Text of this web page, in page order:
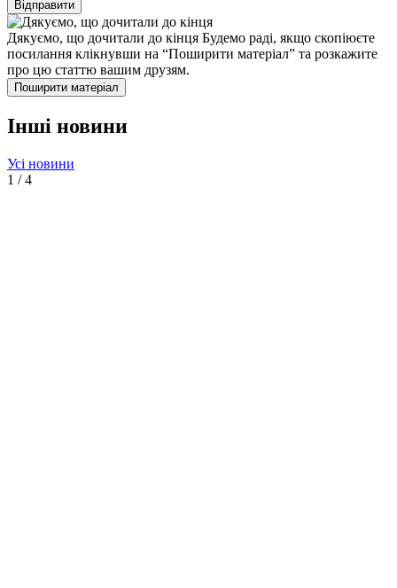
Дякуємо, що дочитали до кінця Будемо раді, якщо скопіюєте
посилання клікнувши на “Поширити матеріал” та розкажите
про цю статтю вашим друзям.
Поширити матеріал
Інші новини
Усі новини
1 /4